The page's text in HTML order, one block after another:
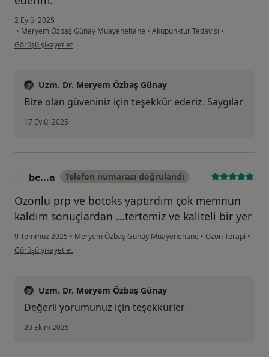
2 Eylül 2025
• Meryem Özbaş Günay Muayenehane • Akupunktur Tedavisi •
kullanıcının görüşüne göre öm...n
Görüşü şikayet et
Uzm. Dr. Meryem Özbaş Günay
Bize olan güveniniz için teşekkür ederiz. Saygılar
17 Eylül 2025
be...a Telefon numarası doğrulandı
Ozonlu prp ve botoks yaptırdım çok memnun
kaldım sonuçlardan ...tertemiz ve kaliteli bir yer
9 Temmuz 2025 • Meryem Özbaş Günay Muayenehane • Ozon Terapi •
kullanıcının görüşüne göre be...a
Görüşü şikayet et
Uzm. Dr. Meryem Özbaş Günay
Değerli yorumunuz için teşekkürler
20 Ekim 2025